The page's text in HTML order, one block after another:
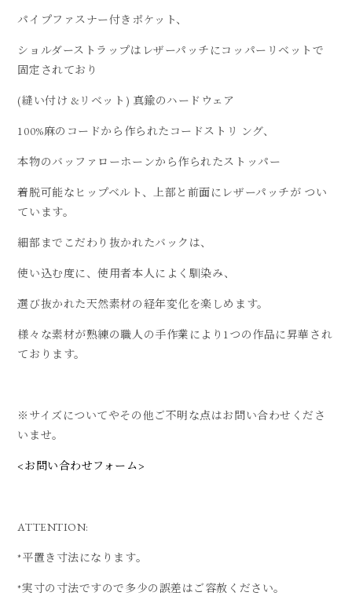
パイプファスナー付きポケット、
ショルダーストラップはレザーパッチにコッパーリベットで
固定されており
(縫い付け &リベット) 真鍮のハードウェア
100%麻のコードから作られたコードストリ ング、
本物のバッファローホーンから作られたストッパー
着脱可能なヒップベルト、上部と前面にレザーパッチが つい
ています。
細部までこだわり抜かれたバックは、
使い込む度に、使用者本人によく馴染み、
選び抜かれた天然素材の経年変化を楽しめます。
様々な素材が熟練の職人の手作業により1つの作品に昇華され
ております。
※サイズについてやその他ご不明な点はお問い合わせくださ
いませ。
<お問い合わせフォーム>
ATTENTION:
*平置き寸法になります。
*実寸の寸法ですので多少の誤差はご容赦ください。